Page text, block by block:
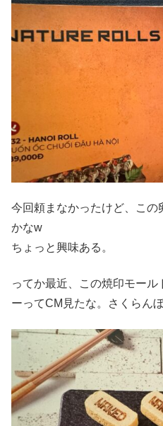
今回頼まなかったけど、この
かなw
ちょっと興味ある。
ってか最近、この焼印モー
ーってCM見たな。さくらん